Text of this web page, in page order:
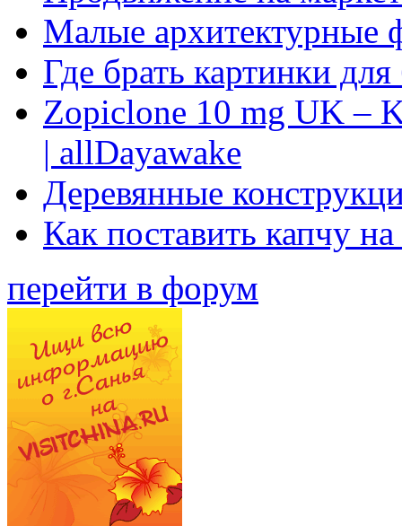
Малые архитектурные
Где брать картинки
Zopiclone 10 mg UK –
| allDayawake
Деревянные
Как поставить капчу
перейти в форум